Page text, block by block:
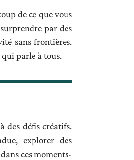
de ce que vous
par des
sans frontières.
parle à tous.
des défis créatifs.
explorer des
ces moments-